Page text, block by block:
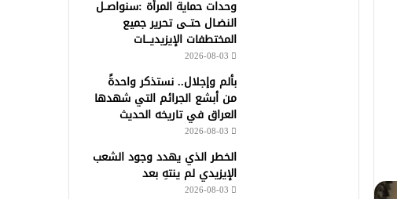
وحدات حماية المرأة :سنواصــل
النضـال حتــى تحرير جميع
المختطفات الإيزيديـــات
2026-08-03
بألم وإجلال.. نستذكر واحدةً
من أبشع الجرائم التي شهدها
العراق في تاريخه الحديث
2026-08-03
الخطر الذي يهدد وجود الشعب
الإيزيدي لم ينتهِ بعد
2026-08-03